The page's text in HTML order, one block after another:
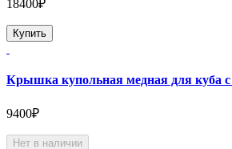
18400₽
Купить
Крышка купольная медная для куба
9400₽
Нет в наличии